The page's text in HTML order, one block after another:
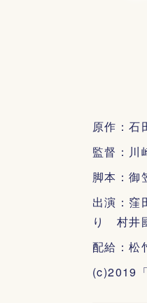
原作：石
監督：
脚本：御
出演：
り 村井
配給：松
(c)2019